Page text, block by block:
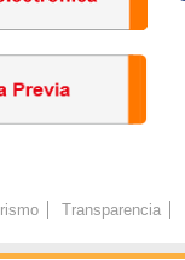
Transparencia